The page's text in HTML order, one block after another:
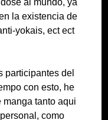
la existencia de
yokais, ect ect
participantes del
con esto, he
tanto aqui
como